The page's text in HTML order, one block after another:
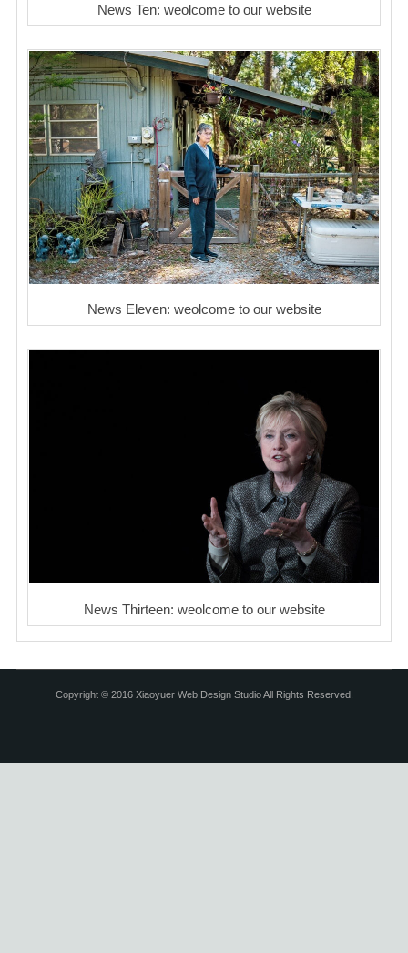
News Ten: weolcome to our website
News Eleven: weolcome to our website
News Thirteen: weolcome to our website
Copyright © 2016 Xiaoyuer Web Design Studio All Rights Reserved.